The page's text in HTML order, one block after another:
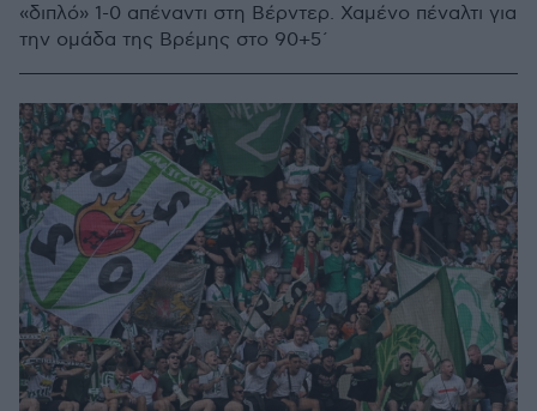
«διπλό» 1-0 απέναντι στη Βέρντερ. Χαμένο πέναλτι για
την ομάδα της Βρέμης στο 90+5΄